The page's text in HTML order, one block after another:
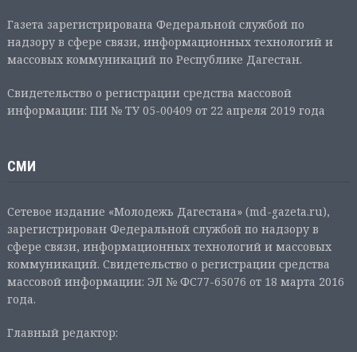
Газета зарегистрирована Федеральной службой по
надзору в сфере связи, информационных технологий и
массовых коммуникаций по Республике Дагестан.
Свидетельство о регистрации средства массовой
информации: ПИ № ТУ 05-00409 от 22 апреля 2019 года
СМИ
Сетевое издание «Молодежь Дагестана» (md-gazeta.ru),
зарегистрирован Федеральной службой по надзору в
сфере связи, информационных технологий и массовых
коммуникаций. Свидетельство о регистрации средства
массовой информации: ЭЛ № ФС77-65076 от 18 марта 2016
года.
Главный редактор: